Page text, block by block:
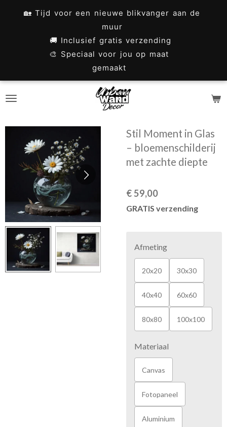
🏡 Tijd voor een nieuwe blikvanger aan de
muur
🚚 Inclusief gratis verzending
🎨 Speciaal voor jou op maat
gemaakt
Stil Moment in Glas
– bloemenschilderij
met zachte diepte
€ 59,00
GRATIS verzending
Afmeting
20x20 30x30
40x40 60x60
80x80 100x100
Materiaal
Canvas
Fotopaneel
Aluminium